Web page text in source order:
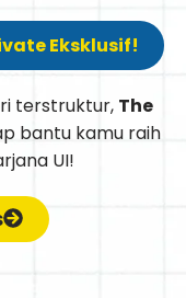
Eksklusif!
terstruktur, The
bantu kamu raih
UI!